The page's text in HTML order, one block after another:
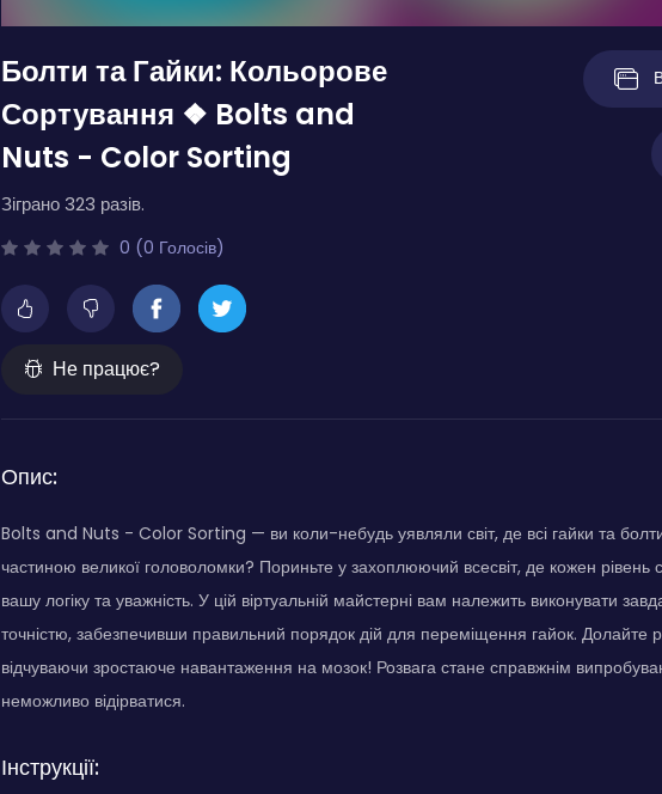
Болти та Гайки: Кольорове
Сортування ❖ Bolts and
Nuts - Color Sorting
Зіграно 323 разів.
0 (0 Голосів)
Не працює?
Опис:
Bolts and Nuts - Color Sorting — ви коли-небудь уявляли світ, де всі гайки та
частиною великої головоломки? Пориньте у захоплюючий всесвіт, де кожен рівень
вашу логіку та уважність. У цій віртуальній майстерні вам належить виконувати
точністю, забезпечивши правильний порядок дій для переміщення гайок. Долайте
відчуваючи зростаюче навантаження на мозок! Розвага стане справжнім
неможливо відірватися.
Інструкції: